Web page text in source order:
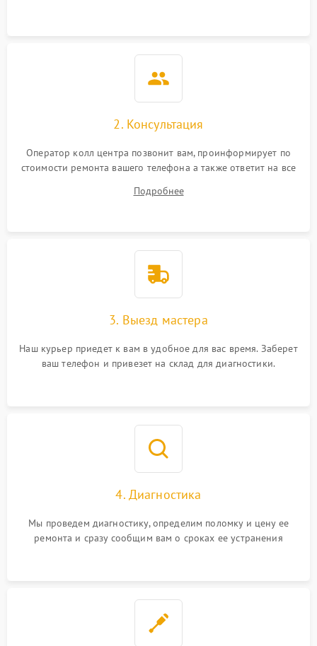
2. Консультация
Оператор колл центра позвонит вам, проинформирует по
стоимости ремонта вашего телефона а также ответит на все
Подробнее
3. Выезд мастера
Наш курьер приедет к вам в удобное для вас время. Заберет
ваш телефон и привезет на склад для диагностики.
4. Диагностика
Мы проведем диагностику, определим поломку и цену ее
ремонта и сразу сообщим вам о сроках ее устранения